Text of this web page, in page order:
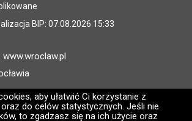
aby ułatwić Ci korzystanie z
do celów statystycznych. Jeśli nie
to zgadzasz się na ich użycie oraz
BIP: 07.08.2026 15:33
www.wroclaw.pl
Wrocław